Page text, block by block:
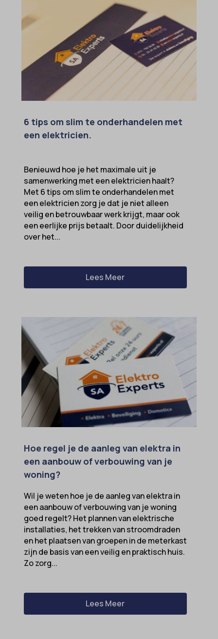
6 tips om slim te onderhandelen met
een elektricien.
Benieuwd hoe je het maximale uit je
samenwerking met een elektricien haalt?
Met 6 tips om slim te onderhandelen met
een elektricien zorg je dat je niet alleen
veilig en betrouwbaar werk krijgt, maar ook
een eerlijke prijs betaalt. Door duidelijkheid
over het...
Lees Meer
Hoe regel je de aanleg van elektra in
een aanbouw of verbouwing van je
woning?
Wil je weten hoe je de aanleg van elektra in
een aanbouw of verbouwing van je woning
goed regelt? Het plannen van elektrische
installaties, het trekken van stroomdraden
en het plaatsen van groepen in de meterkast
zijn de basis van een veilig en praktisch huis.
Zo zorg...
Lees Meer